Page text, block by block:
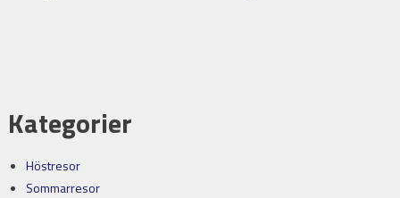
Kategorier
Höstresor
Sommarresor